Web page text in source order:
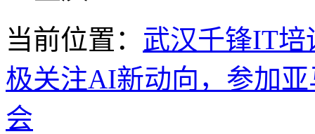
当前位置： 武汉千锋IT培
极关注AI新动向，参加
会